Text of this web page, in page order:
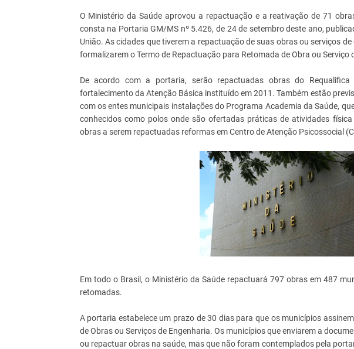
O Ministério da Saúde aprovou a repactuação e a reativação de 71
consta na Portaria GM/MS nº 5.426, de 24 de setembro deste ano,
União. As cidades que tiverem a repactuação de suas obras ou serviços
formalizarem o Termo de Repactuação para Retomada de Obra ou Serviço
De acordo com a portaria, serão repactuadas obras do
fortalecimento da Atenção Básica instituído em 2011. Também estão
com os entes municipais instalações do Programa Academia da Saúde,
conhecidos como polos onde são ofertadas práticas de atividades
obras a serem repactuadas reformas em Centro de Atenção Psicossocial
Em todo o Brasil, o Ministério da Saúde repactuará 797 obras em 487
retomadas.
A portaria estabelece um prazo de 30 dias para que os municípios
de Obras ou Serviços de Engenharia. Os municípios que enviarem a
ou repactuar obras na saúde, mas que não foram contemplados pela